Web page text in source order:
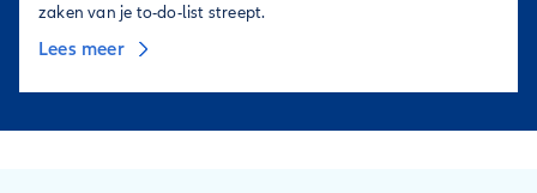
zaken van je to-do-list streept.
Lees meer